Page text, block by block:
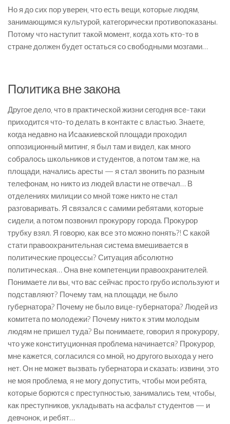
Но я до сих пор уверен, что есть вещи, которые людям,
занимающимся культурой, категорически противопоказаны.
Потому что наступит такой момент, когда хоть кто-то в
стране должен будет остаться со свободными мозгами…
Политика вне закона
Другое дело, что в практической жизни сегодня все-таки
приходится что-то делать в контакте с властью. Знаете,
когда недавно на Исаакиевской площади проходил
оппозиционный митинг, я был там и видел, как много
собралось школьников и студентов, а потом там же, на
площади, начались аресты — я стал звонить по разным
телефонам, но никто из людей власти не отвечал… В
отделениях милиции со мной тоже никто не стал
разговаривать. Я связался с самими ребятами, которые
сидели, а потом позвонил прокурору города. Прокурор
трубку взял. Я говорю, как все это можно понять?! С какой
стати правоохранительная система вмешивается в
политические процессы? Ситуация абсолютно
политическая… Она вне компетенции правоохранителей.
Понимаете ли вы, что вас сейчас просто грубо используют и
подставляют? Почему там, на площади, не было
губернатора? Почему не было вице-губернатора? Людей из
комитета по молодежи? Почему никто к этим молодым
людям не пришел туда? Вы понимаете, говорил я прокурору,
что уже конституционная проблема начинается? Прокурор,
мне кажется, согласился со мной, но другого выхода у него
нет. Он не может вызвать губернатора и сказать: извини, это
не моя проблема, я не могу допустить, чтобы мои ребята,
которые борются с преступностью, занимались тем, чтобы,
как преступников, укладывать на асфальт студентов — и
девчонок, и ребят…